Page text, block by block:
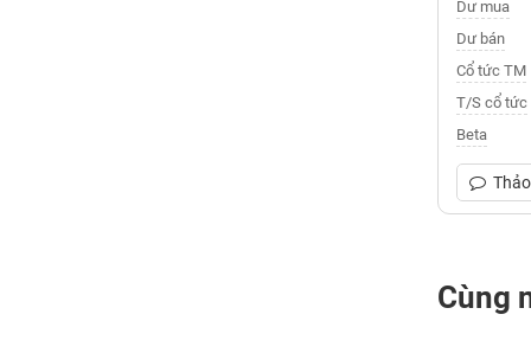
Dư mua
Dư bán
Cổ tức TM
T/S cổ tức
Beta
Cùng